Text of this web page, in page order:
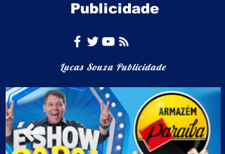
Publicidade
Lucas Souza Publicidade